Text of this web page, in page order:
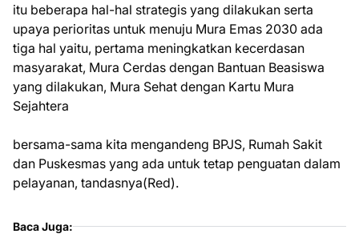
itu beberapa hal-hal strategis yang dilakukan serta
upaya perioritas untuk menuju Mura Emas 2030 ada
tiga hal yaitu, pertama meningkatkan kecerdasan
masyarakat, Mura Cerdas dengan Bantuan Beasiswa
yang dilakukan, Mura Sehat dengan Kartu Mura
Sejahtera
bersama-sama kita mengandeng BPJS, Rumah Sakit
dan Puskesmas yang ada untuk tetap penguatan dalam
pelayanan, tandasnya(Red).
Baca Juga: